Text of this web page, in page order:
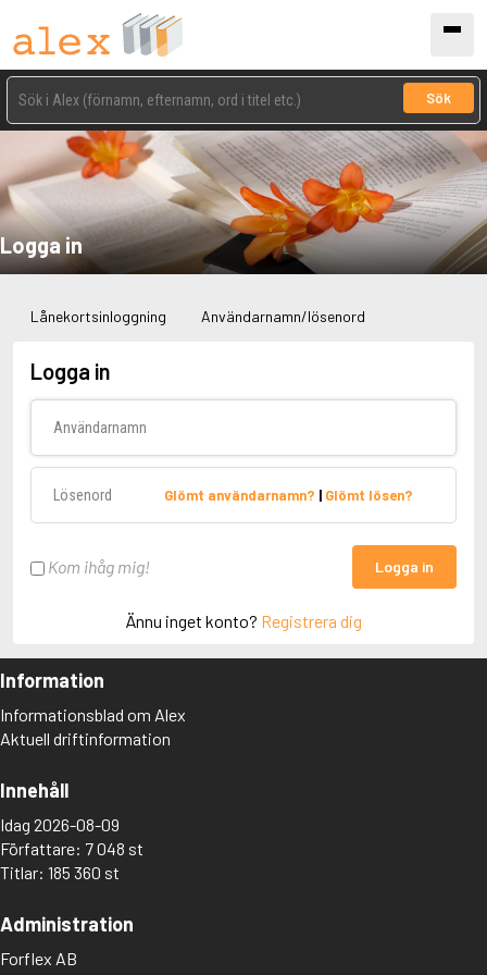
Sök
Logga in
Lånekortsinloggning Användarnamn/lösenord
Logga in
Glömt användarnamn? | Glömt lösen?
Kom ihåg mig! Logga in
Ännu inget konto? Registrera dig
Information
Informationsblad om Alex
Aktuell driftinformation
Innehåll
Idag 2026-08-09
Författare: 7 048 st
Titlar: 185 360 st
Administration
Forflex AB